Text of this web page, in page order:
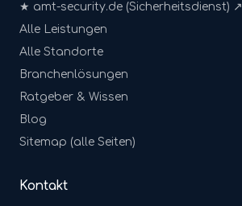
★ amt-security.de (Sicherheitsdienst) ↗
Alle Leistungen
Alle Standorte
Branchenlösungen
Ratgeber & Wissen
Blog
Sitemap (alle Seiten)
Kontakt